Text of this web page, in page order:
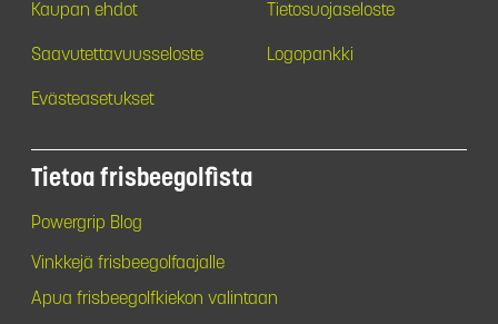
Kaupan ehdot Tietosuojaseloste
Saavutettavuusseloste Logopankki
Evästeasetukset
Tietoa frisbeegolfista
Powergrip Blog
Vinkkejä frisbeegolfaajalle
Apua frisbeegolfkiekon valintaan